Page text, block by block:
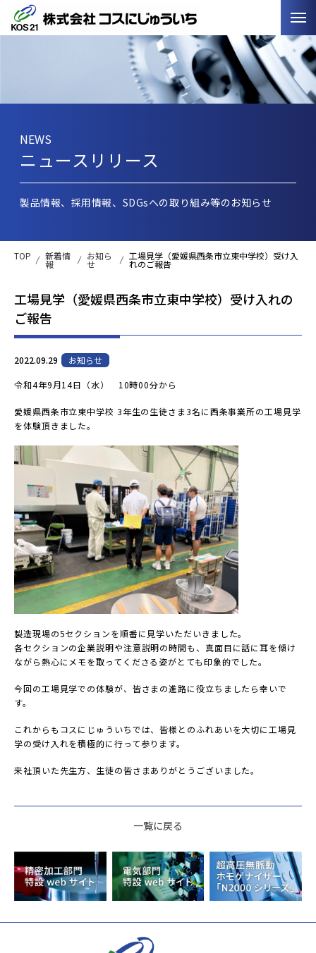
NEWS
ニュースリリース
製品情報、採用情報、SDGsへの取り組み等のお知らせ
TOP 新着情
報
お知ら
せ
工場見学（愛媛県西条市立東中学校）受け入
れのご報告
工場見学（愛媛県西条市立東中学校）受け入れの
ご報告
2022.09.29 お知らせ
令和4年9月14日（水） 10時00分から
愛媛県西条市立東中学校 3年生の生徒さま3名に西条事業所の工場見学
を体験頂きました。
製造現場の5セクションを順番に見学いただいきました。
各セクションの企業説明や注意説明の時間も、真面目に話に耳を傾け
ながら熱心にメモを取ってくださる姿がとても印象的でした。
今回の工場見学での体験が、皆さまの進路に役立ちましたら幸いで
す。
これからもコスにじゅういちでは、皆様とのふれあいを大切に工場見
学の受け入れを積極的に行って参ります。
来社頂いた先生方、生徒の皆さまありがとうございました。
一覧に戻る